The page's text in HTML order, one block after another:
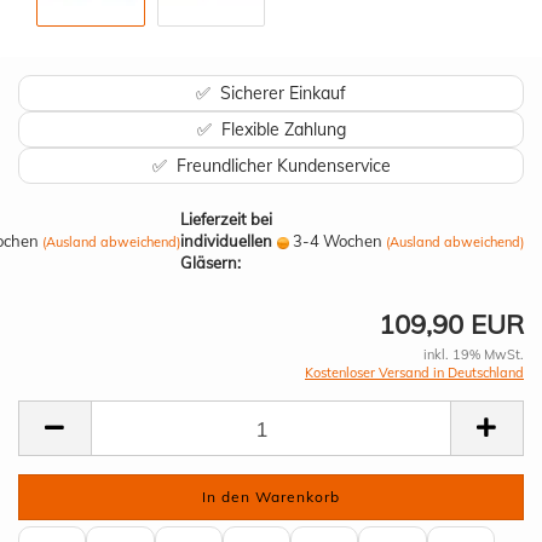
✅ Sicherer Einkauf
✅ Flexible Zahlung
✅ Freundlicher Kundenservice
(Ausland abweichend)
Lieferzeit bei
individuellen
Gläsern:
3-4 Wochen (Ausland abweichend)
109,90 EUR
inkl. 19% MwSt.
Kostenloser Versand in Deutschland